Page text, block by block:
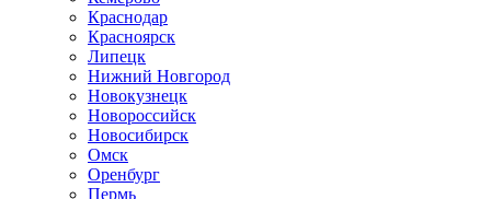
Краснодар
Красноярск
Липецк
Нижний Новгород
Новокузнецк
Новороссийск
Новосибирск
Омск
Оренбург
Пермь